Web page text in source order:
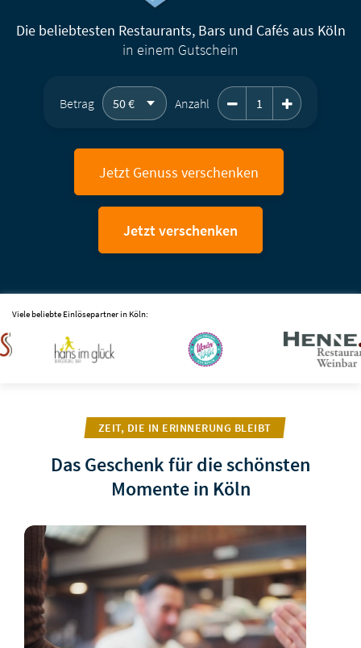
Die beliebtesten Restaurants, Bars und Cafés aus Köln
in einem Gutschein
Betrag Anzahl Geschenkgutschein
Jetzt Genuss verschenken
Jetzt verschenken
Viele beliebte Einlösepartner in Köln:
ZEIT, DIE IN ERINNERUNG BLEIBT
Das Geschenk für die schönsten
Momente in Köln